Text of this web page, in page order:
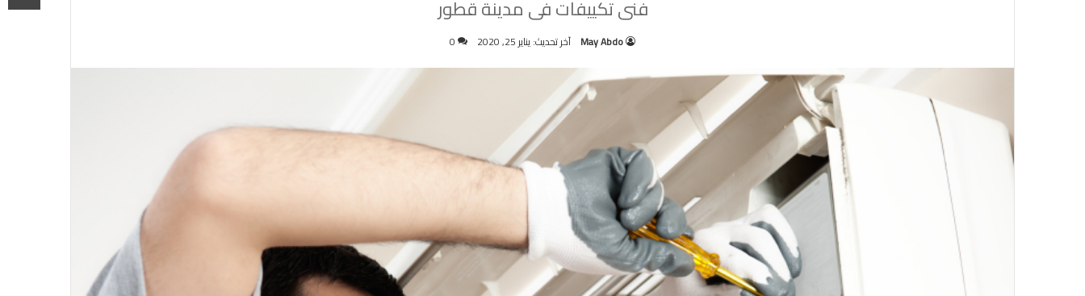
فنى تكييفات فى مدينة قطور
May Abdo آخر تحديث: يناير 25, 2020 0